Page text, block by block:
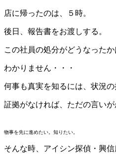
店に帰ったのは、５時。
後日、報告書をお渡しする。
この社員の処分がどうなったか
わかりません・・・
何事も真実を知るには、状況の
証拠がなければ、ただの言いが
物事を先に進めたい。知りたい。
そんな時、アイシン探偵・興